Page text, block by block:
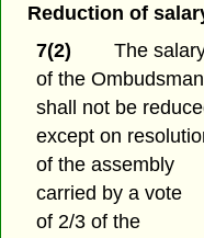
Reduction of
7(2)
The
of the Ombudsman
shall not be
except on
of the assembly
carried by a vote
of 2/3 of the